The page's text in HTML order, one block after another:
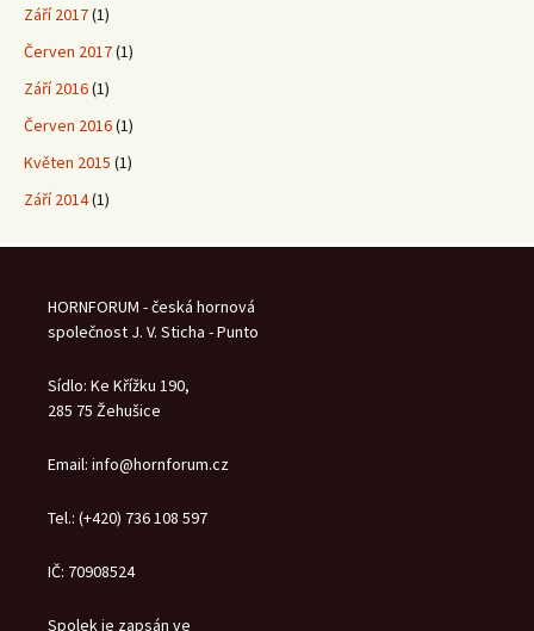
Září 2017(1)
Červen 2017(1)
Září 2016(1)
Červen 2016(1)
Květen 2015 (1)
Září 2014(1)
HORNFORUM - česká hornová
společnost J. V. Sticha - Punto
Sídlo: Ke Křížku 190,
285 75 Žehušice
Email: info@hornforum.cz
Tel.: (+420) 736 108 597
IČ: 70908524
Spolek je zapsán ve